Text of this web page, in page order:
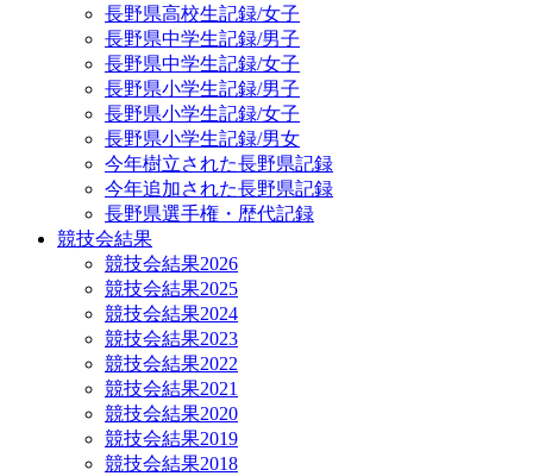
長野県高校生記録/女子
長野県中学生記録/男子
長野県中学生記録/女子
長野県小学生記録/男子
長野県小学生記録/女子
長野県小学生記録/男女
今年樹立された長野県記録
今年追加された長野県記録
長野県選手権・歴代記録
競技会結果
競技会結果2026
競技会結果2025
競技会結果2024
競技会結果2023
競技会結果2022
競技会結果2021
競技会結果2020
競技会結果2019
競技会結果2018